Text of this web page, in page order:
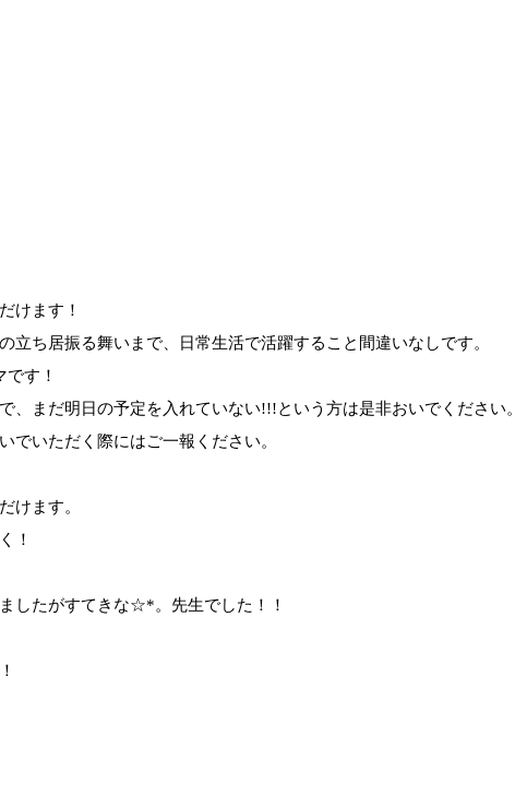
けます！
立ち居振る舞いまで、日常生活で活躍すること間違いなしです。
す！
、まだ明日の予定を入れていない!!!という方は是非おいでください。
でいただく際にはご一報ください。
けます。
！
したがすてきな☆*。先生でした！！